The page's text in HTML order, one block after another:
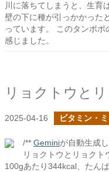
川に落ちてしまうと、生育
壁の下に種が引っかかった
っています。 このタンポ
感じました。
2025-04-16 ビタミン・
/** Geminiが自動生成
リョクトウとリョクト
100gあたり344kcal、たん